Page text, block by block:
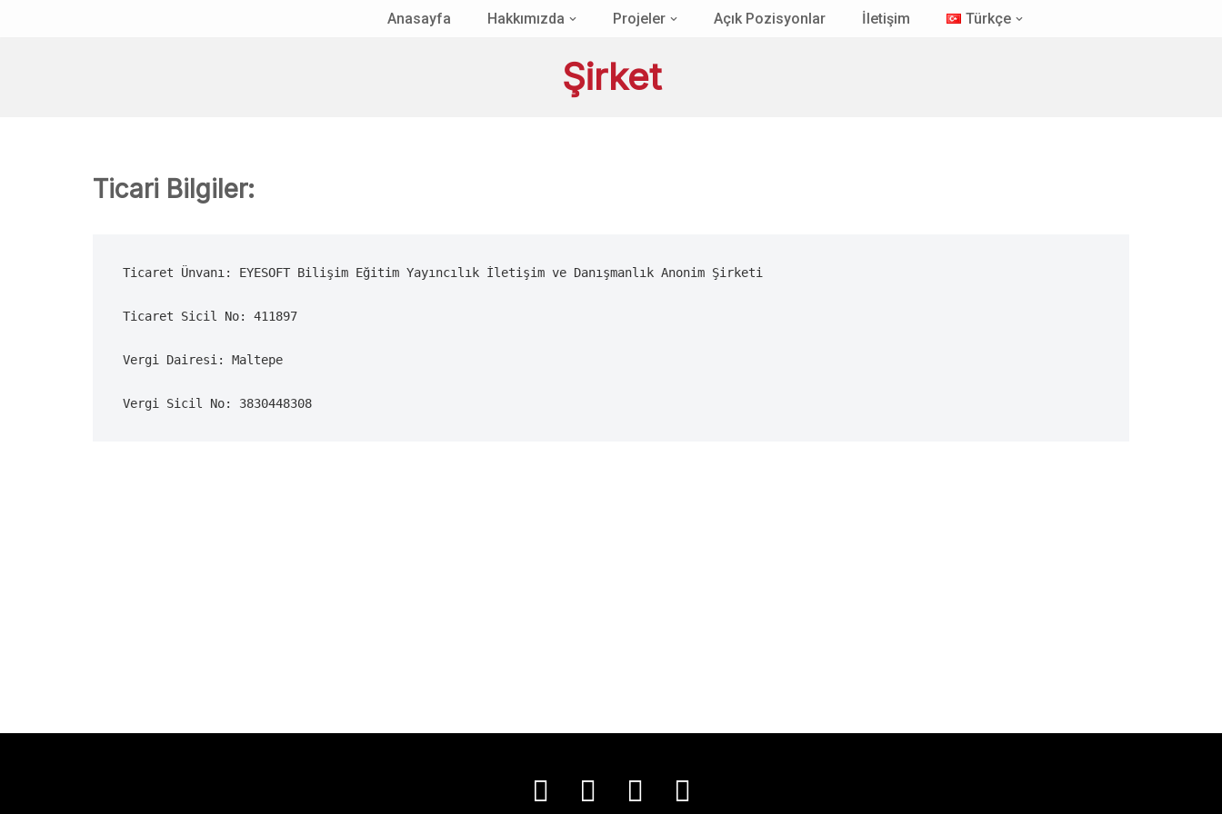
Anasayfa Hakkımızda Projeler Açık Pozisyonlar İletişim Türkçe
Şirket
Ticari Bilgiler:
Ticaret Ünvanı: EYESOFT Bilişim Eğitim Yayıncılık İletişim ve Danışmanlık Anonim Şirketi
Ticaret Sicil No: 411897
Vergi Dairesi: Maltepe
Vergi Sicil No: 3830448308